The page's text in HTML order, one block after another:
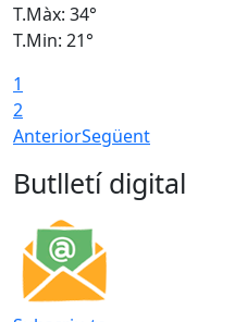
T.Màx: 34°
T.Min: 21°
1
2
AnteriorSegüent
Butlletí digital